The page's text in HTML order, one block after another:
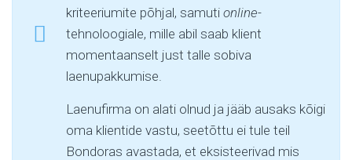
kriteeriumite põhjal, samuti online-
tehnoloogiale, mille abil saab klient
momentaanselt just talle sobiva
laenupakkumise.
Laenufirma on alati olnud ja jääb ausaks kõigi
oma klientide vastu, seetõttu ei tule teil
Bondoras avastada, et eksisteerivad mis